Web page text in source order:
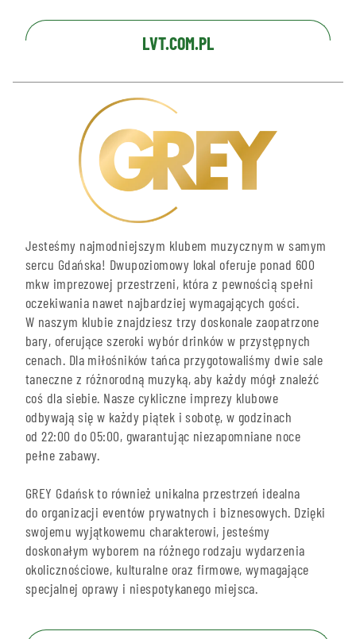
LVT.COM.PL
Jesteśmy najmodniejszym klubem muzycznym w samym
sercu Gdańska! Dwupoziomowy lokal oferuje ponad 600
mkw imprezowej przestrzeni, która z pewnością spełni
oczekiwania nawet najbardziej wymagających gości.
W naszym klubie znajdziesz trzy doskonale zaopatrzone
bary, oferujące szeroki wybór drinków w przystępnych
cenach. Dla miłośników tańca przygotowaliśmy dwie sale
taneczne z różnorodną muzyką, aby każdy mógł znaleźć
coś dla siebie. Nasze cykliczne imprezy klubowe
odbywają się w każdy piątek i sobotę, w godzinach
od 22:00 do 05:00, gwarantując niezapomniane noce
pełne zabawy.
GREY Gdańsk to również unikalna przestrzeń idealna
do organizacji eventów prywatnych i biznesowych. Dzięki
swojemu wyjątkowemu charakterowi, jesteśmy
doskonałym wyborem na różnego rodzaju wydarzenia
okolicznościowe, kulturalne oraz firmowe, wymagające
specjalnej oprawy i niespotykanego miejsca.